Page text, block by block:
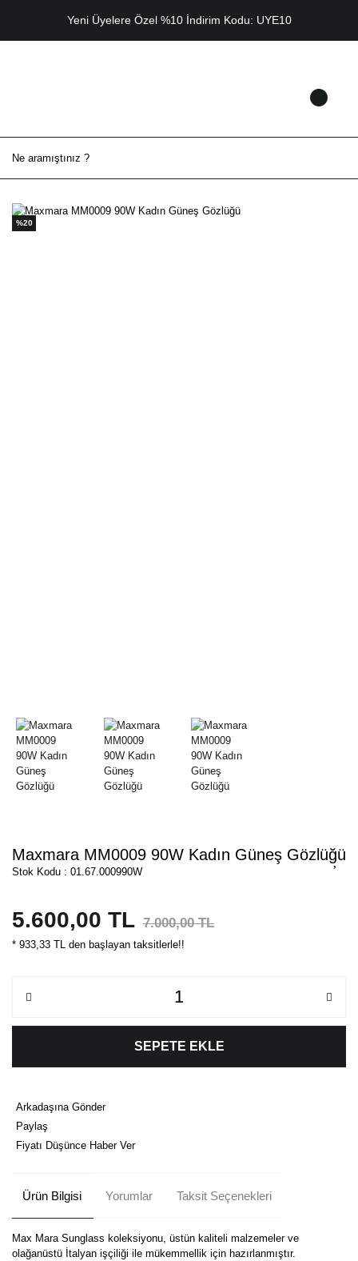
Yeni Üyelere Özel %10 İndirim Kodu: UYE10
%20
Maxmara MM0009 90W Kadın Güneş Gözlüğü
Stok Kodu : 01.67.000990W
5.600,00 TL 7.000,00 TL
* 933,33 TL den başlayan taksitlerle!!
SEPETE EKLE
Arkadaşına Gönder
Paylaş
Fiyatı Düşünce Haber Ver
Ürün Bilgisi Yorumlar Taksit Seçenekleri
Max Mara Sunglass koleksiyonu, üstün kaliteli malzemeler ve
olağanüstü İtalyan işçiliği ile mükemmellik için hazırlanmıştır.